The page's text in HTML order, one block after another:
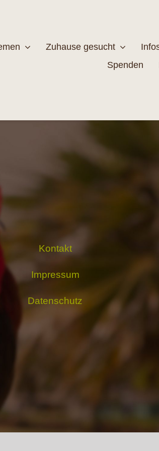
Zuhause gesucht
Spenden
Kontakt
Impressum
Datenschutz